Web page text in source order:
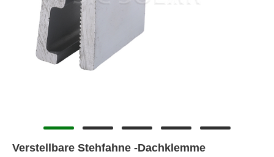
Verstellbare Stehfahne -Dachklemme